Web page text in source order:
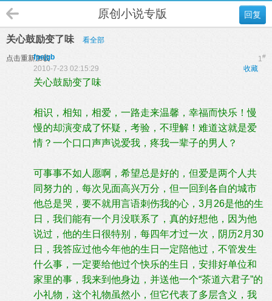
回复
原创小说专版
关心鼓励变了味 看全部
点击重新加载 1#
fpejgb
收藏
2010-7-23 02:15:29
关心鼓励变了味
相识，相知，相爱，一路走来温馨，幸福而快乐！慢
慢的却演变成了怀疑，考验，不理解！难道这就是爱
情？一个口口声声说爱我，疼我一辈子的男人？
可事事不如人愿啊，希望总是好的，但爱是两个人共
同努力的，每次见面高兴万分，但一回到各自的城市
他总是哭，要不就用言语刺伤我的心，3月26是他的生
日，我们能有一个月没联系了，真的好想他，因为他
说过，他的生日很特别，每四年才过一次，阴历2月30
日，我答应过他今年他的生日一定陪他过，不管发生
什么事，一定要给他过个快乐的生日，安排好单位和
家里的事，我来到他身边，并送他一个“茶道六君子”的
小礼物，这个礼物虽然小，但它代表了多层含义，我